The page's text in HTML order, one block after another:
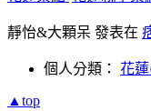
靜怡&大顆呆 發表在
個人分類： 花
▲top